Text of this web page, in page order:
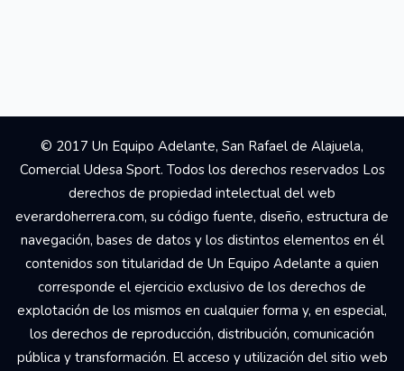
© 2017 Un Equipo Adelante, San Rafael de Alajuela,
Comercial Udesa Sport. Todos los derechos reservados Los
derechos de propiedad intelectual del web
everardoherrera.com, su código fuente, diseño, estructura de
navegación, bases de datos y los distintos elementos en él
contenidos son titularidad de Un Equipo Adelante a quien
corresponde el ejercicio exclusivo de los derechos de
explotación de los mismos en cualquier forma y, en especial,
los derechos de reproducción, distribución, comunicación
pública y transformación. El acceso y utilización del sitio web